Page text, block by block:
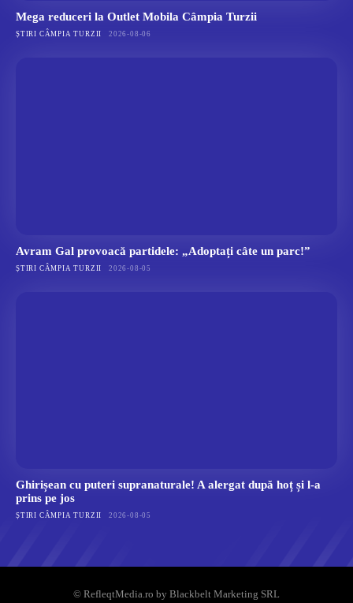
Mega reduceri la Outlet Mobila Câmpia Turzii
ȘTIRI CÂMPIA TURZII 2026-08-06
Avram Gal provoacă partidele: „Adoptați câte un parc!”
ȘTIRI CÂMPIA TURZII 2026-08-05
Ghirișean cu puteri supranaturale! A alergat după hoț și l-a
prins pe jos
ȘTIRI CÂMPIA TURZII 2026-08-05
© RefleqtMedia.ro by Blackbelt Marketing SRL